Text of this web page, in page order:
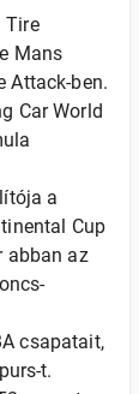
Tire
Mans
Attack-ben.
Car World
a
Cup
abban az
csapatait,
t.